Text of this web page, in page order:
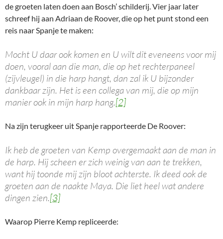
de groeten laten doen aan Bosch’ schilderij. Vier jaar later
schreef hij aan Adriaan de Roover, die op het punt stond een
reis naar Spanje te maken:
Mocht U daar ook komen en U wilt dit eveneens voor mij
doen, vooral aan die man, die op het rechterpaneel
(zijvleugel) in die harp hangt, dan zal ik U bijzonder
dankbaar zijn. Het is een collega van mij, die op mijn
manier ook in mijn harp hang.[2]
Na zijn terugkeer uit Spanje rapporteerde De Roover:
Ik heb de groeten van Kemp overgemaakt aan de man in
de harp. Hij scheen er zich weinig van aan te trekken,
want hij toonde mij zijn bloot achterste. Ik deed ook de
groeten aan de naakte Maya. Die liet heel wat andere
dingen zien.[3]
Waarop Pierre Kemp repliceerde: